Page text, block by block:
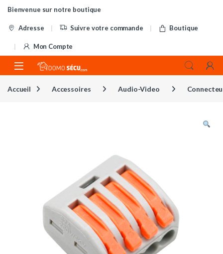
Skip to navigation
Skip to content
Bienvenue sur notre boutique
Adresse Suivre votre commande Boutique
Mon Compte
Accueil Accessoires Audio-Video